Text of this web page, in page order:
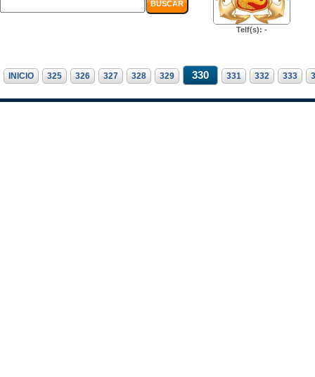
Telf(s): -
INICIO 325 326 327 328 329 330 331 332 333